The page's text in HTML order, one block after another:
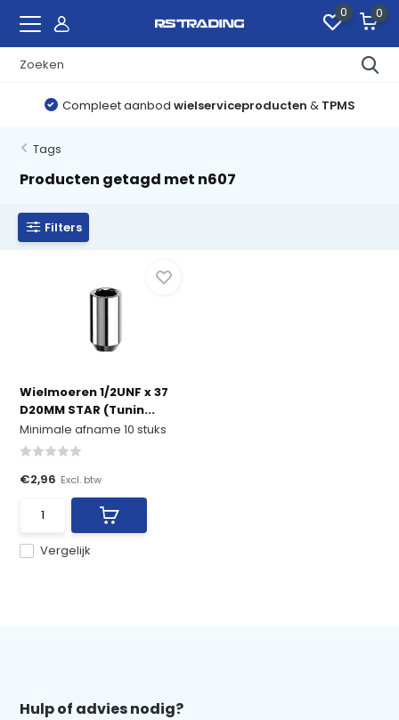
0 0
Compleet aanbod wielserviceproducten & TPMS
Tags
Producten getagd met n607
Filters
Wielmoeren 1/2UNF x 37
D20MM STAR (Tunin...
Minimale afname 10 stuks
Vergelijk
€2,96 Excl. btw
Hulp of advies nodig?